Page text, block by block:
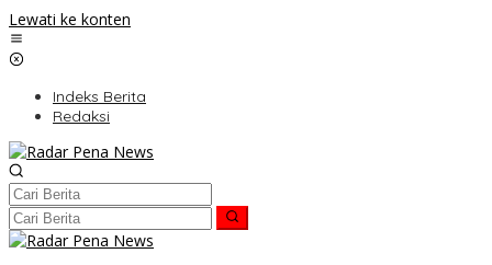
Lewati ke konten
Indeks Berita
Redaksi